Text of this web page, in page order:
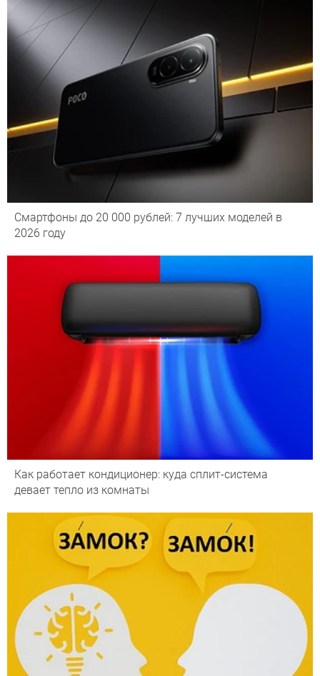
Смартфоны до 20 000 рублей: 7 лучших моделей в
2026 году
Как работает кондиционер: куда сплит-система
девает тепло из комнаты